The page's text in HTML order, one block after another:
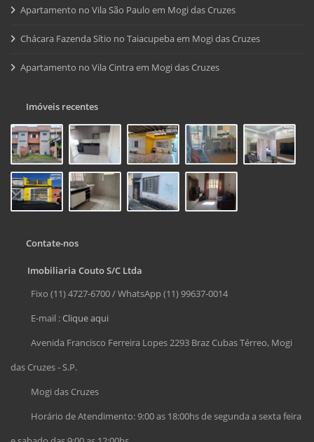
Apartamento no Vila São Paulo em Mogi das Cruzes
Chácara Fazenda Sítio no Taiacupeba em Mogi das Cruzes
Apartamento no Vila Cintra em Mogi das Cruzes
Imóveis recentes
Contate-nos
Imobiliaria Couto S/C Ltda
Fixo (11) 4727-6700 / WhatsApp (11) 99637-0014
E-mail :Clique aqui
Avenida Francisco Ferreira Lopes 2293 Braz Cubas Térreo, Mogi
das Cruzes - S.P.
Mogi das Cruzes
Horário de Atendimento: 9:00 as 18:00hs de segunda a sexta feira